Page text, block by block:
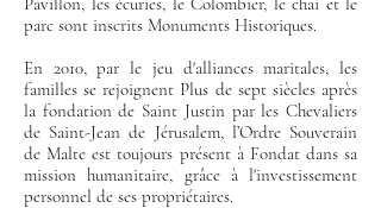
parc sont inscrits Monuments Historiques.
En 2010, par le jeu d'alliances maritales, les
familles se rejoignent Plus de sept siècles après
la fondation de Saint Justin par les Chevaliers
de Saint-Jean de Jérusalem, l’Ordre Souverain
de Malte est toujours présent à Fondat dans sa
mission humanitaire, grâce à l'investissement
personnel de ses propriétaires.